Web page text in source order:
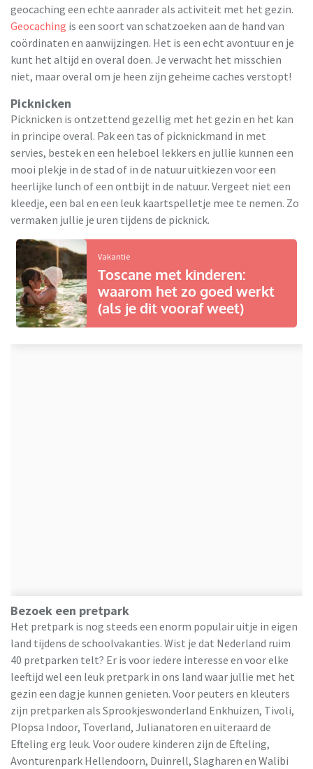
geocaching een echte aanrader als activiteit met het gezin.
Geocaching is een soort van schatzoeken aan de hand van
coördinaten en aanwijzingen. Het is een echt avontuur en je
kunt het altijd en overal doen. Je verwacht het misschien
niet, maar overal om je heen zijn geheime caches verstopt!
Picknicken
Picknicken is ontzettend gezellig met het gezin en het kan
in principe overal. Pak een tas of picknickmand in met
servies, bestek en een heleboel lekkers en jullie kunnen een
mooi plekje in de stad of in de natuur uitkiezen voor een
heerlijke lunch of een ontbijt in de natuur. Vergeet niet een
kleedje, een bal en een leuk kaartspelletje mee te nemen. Zo
vermaken jullie je uren tijdens de picknick.
Vakantie
Toscane met kinderen:
waarom het zo goed werkt
(als je dit vooraf weet)
Bezoek een pretpark
Het pretpark is nog steeds een enorm populair uitje in eigen
land tijdens de schoolvakanties. Wist je dat Nederland ruim
40 pretparken telt? Er is voor iedere interesse en voor elke
leeftijd wel een leuk pretpark in ons land waar jullie met het
gezin een dagje kunnen genieten. Voor peuters en kleuters
zijn pretparken als Sprookjeswonderland Enkhuizen, Tivoli,
Plopsa Indoor, Toverland, Julianatoren en uiteraard de
Efteling erg leuk. Voor oudere kinderen zijn de Efteling,
Avonturenpark Hellendoorn, Duinrell, Slagharen en Walibi